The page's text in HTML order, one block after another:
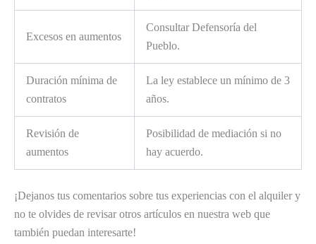
Excesos en aumentos
Consultar Defensoría del
Pueblo.
Duración mínima de
contratos
La ley establece un mínimo de 3
años.
Revisión de
aumentos
Posibilidad de mediación si no
hay acuerdo.
¡Dejanos tus comentarios sobre tus experiencias con el alquiler y
no te olvides de revisar otros artículos en nuestra web que
también puedan interesarte!